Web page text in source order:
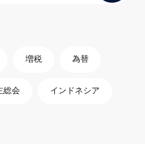
増税 為替
総会 インドネシア